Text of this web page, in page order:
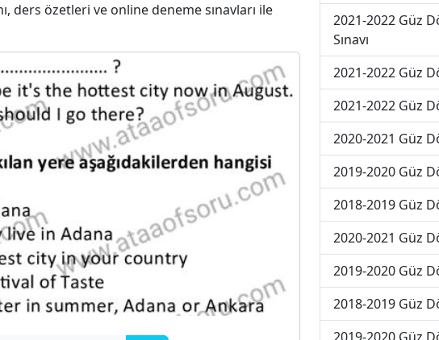
ders özetleri ve online deneme sınavları ile
2021-2022 Güz
Sınavı
2021-2022 Güz
2021-2022 Güz
2020-2021 Güz
2019-2020 Güz
2018-2019 Güz
2020-2021 Güz
2019-2020 Güz
2018-2019 Güz